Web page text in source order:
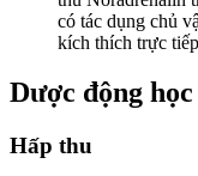
có tác dụng chủ
kích thích trực
Dược động học
Hấp thu